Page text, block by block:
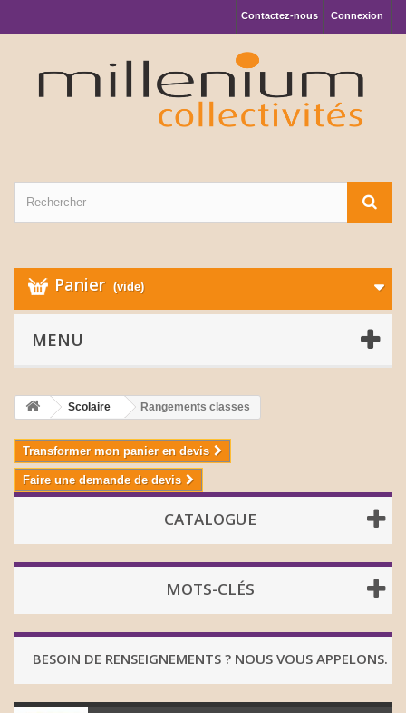
Connexion
Contactez-nous
Panier (vide)
MENU
Scolaire Rangements classes
Transformer mon panier en devis
Faire une demande de devis
CATALOGUE
MOTS-CLÉS
BESOIN DE RENSEIGNEMENTS ? NOUS VOUS APPELONS.